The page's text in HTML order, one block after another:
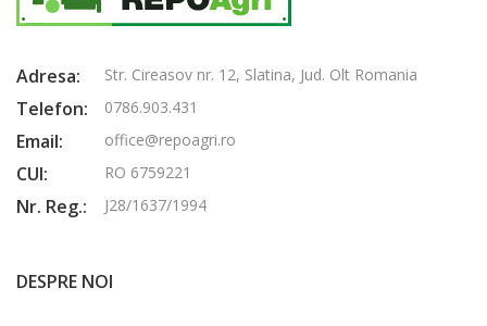
Adresa: Str. Cireasov nr. 12, Slatina, Jud. Olt Romania
Telefon: 0786.903.431
Email: office@repoagri.ro
CUI: RO 6759221
Nr. Reg.: J28/1637/1994
DESPRE NOI